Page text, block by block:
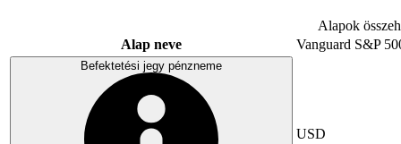
Alapok
Alap neve
Vanguard S&P
Befektetési jegy pénzneme
USD